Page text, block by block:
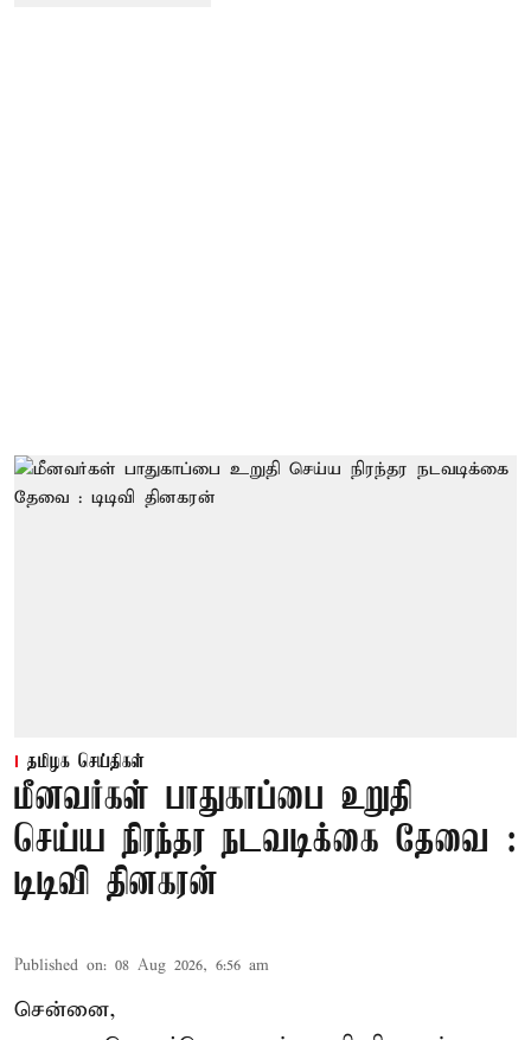
தமிழக செய்திகள்
மீனவர்கள் பாதுகாப்பை உறுதி
செய்ய நிரந்தர நடவடிக்கை தேவை :
டிடிவி தினகரன்
Published on: 08 Aug 2026, 6:56 am
சென்னை,